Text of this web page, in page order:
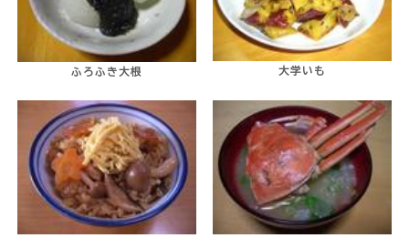
ふろふき大根 大学いも